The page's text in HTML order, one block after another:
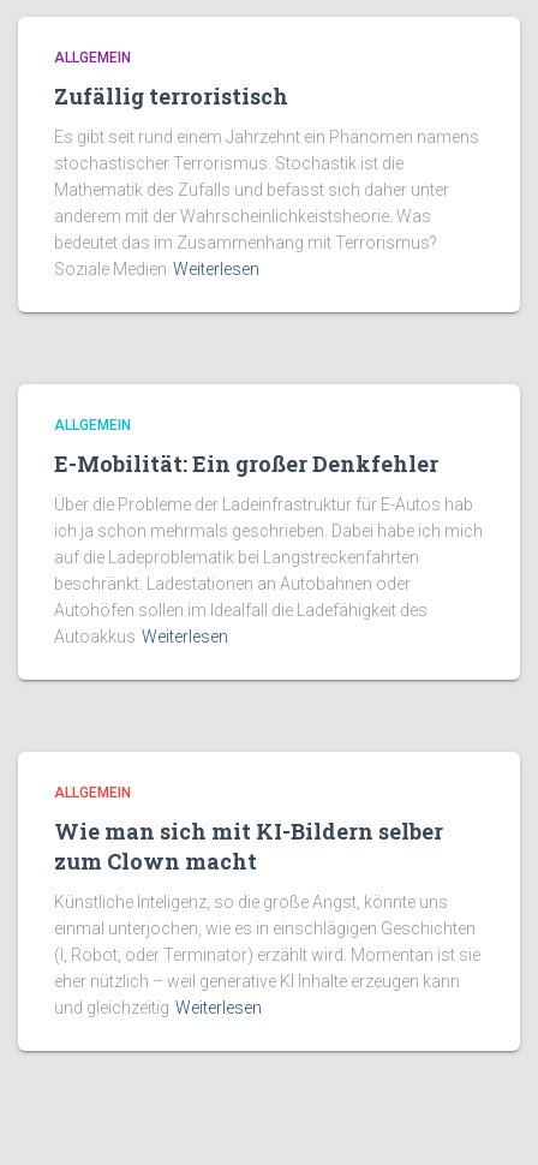
ALLGEMEIN
Zufällig terroristisch
Es gibt seit rund einem Jahrzehnt ein Phänomen namens
stochastischer Terrorismus. Stochastik ist die
Mathematik des Zufalls und befasst sich daher unter
anderem mit der Wahrscheinlichkeistsheorie. Was
bedeutet das im Zusammenhang mit Terrorismus?
Soziale Medien Weiterlesen
ALLGEMEIN
E-Mobilität: Ein großer Denkfehler
Über die Probleme der Ladeinfrastruktur für E-Autos hab
ich ja schon mehrmals geschrieben. Dabei habe ich mich
auf die Ladeproblematik bei Langstreckenfahrten
beschränkt. Ladestationen an Autobahnen oder
Autohöfen sollen im Idealfall die Ladefähigkeit des
Autoakkus Weiterlesen
ALLGEMEIN
Wie man sich mit KI-Bildern selber
zum Clown macht
Künstliche Inteligenz, so die große Angst, könnte uns
einmal unterjochen, wie es in einschlägigen Geschichten
(I, Robot, oder Terminator) erzählt wird. Momentan ist sie
eher nützlich – weil generative KI Inhalte erzeugen kann
und gleichzeitig Weiterlesen